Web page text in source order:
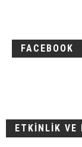
FACEBOOK
ETKİNLİK VE